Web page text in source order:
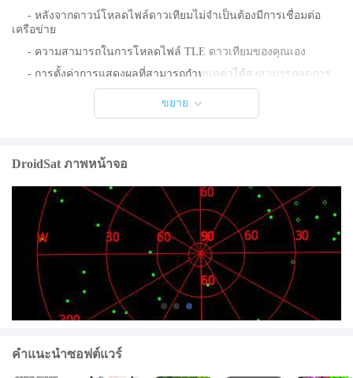
- หลังจากดาวน์โหลดไฟล์ดาวเทียมไม่จำเป็นต้องมีการเชื่อมต่อ
เครือข่าย
- ความสามารถในการโหลดไฟล์ TLE ดาวเทียมของคุณเอง
- การตั้งค่าการแสดงผลที่สามารถกำหนดค่าได้สูงสามารถลดการ
ใช้งาน CPU และประหยัดพลังงานได้
- การแสดงเส้นทางไปข้างหน้าอย่างรวดเร็วและการโคจรเพื่อ
เริ่มต้นเป็นครั้งแรก
เมนู-> เลือก TLE-เลือกหมวดหมู่ของดาวเทียมเพื่อแสดง (station.txt
สำหรับ ISS, visual.txt สำหรับดาวเทียมที่สว่างที่สุด tle-new.txt สำหรับ
การเปิดตัวล่าสุด)
เมนู -> ความเร็วในการเล่น - เพิ่มความเร็วในการแสดงผล 10, 30
หรือ 60
เมนู -> อัปเดต TLE - อัปเดตฐานข้อมูลดาวเทียม ทำสิ่งนี้สัปดาห์ละ
ครั้งหรือหลังจากเปิดตัวดาวเทียมใหม่
คุณสามารถคัดลอกไฟล์ TLE ของคุณเองไปยัง
ขยาย
DroidSat ภาพหน้าจอ
คำแนะนำซอฟต์แวร์